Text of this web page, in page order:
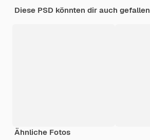
Diese PSD könnten dir auch gefallen
Ähnliche Fotos